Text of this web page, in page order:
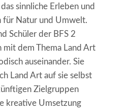
sinnliche Erleben und
für Natur und Umwelt.
Schüler der BFS 2
mit dem Thema Land Art
auseinander. Sie
Land Art auf sie selbst
Zielgruppen
kreative Umsetzung